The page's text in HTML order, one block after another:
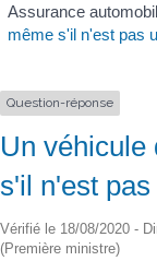
Assurance
même s'il n'est pas
Question-réponse
Un véhicule
s'il n'est
Vérifié le 18/08/2020 -
(Première ministre)